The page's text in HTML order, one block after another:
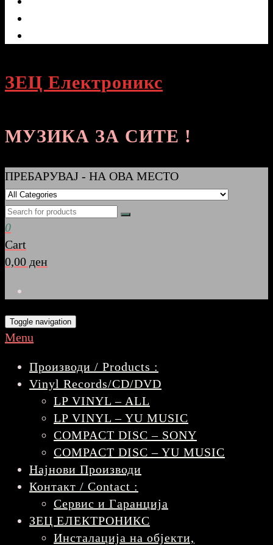
ЗЕЦ Електроникс
МУЗИКА ЗА СИТЕ !
ПРЕБАРУВАЈ - НА ОВА МЕСТО
0
Cart
0,00 ден
Toggle navigation
Menu
Производи / Products :
Vinyl Records/CD/DVD
LP VINYL – ALL
LP VINYL – YU MUSIC
COMPACT DISC – SONY
COMPACT DISC – YU MUSIC
Најнови Производи
Контакт / Contact :
Сервис и Гаранција
ЗЕЦ ЕЛЕКТРОНИКС
Инсталација на објекти,